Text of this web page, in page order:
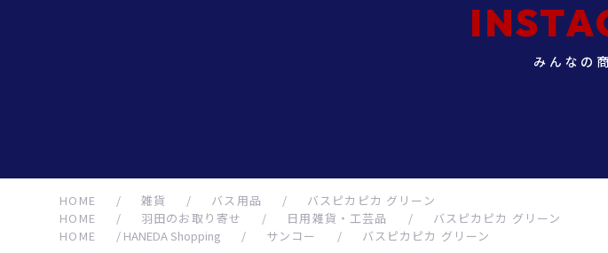
HOME / 雑貨 / バス用品 /
バスピカピカ グリーン
HOME
/ 羽田のお取り寄せ / 日用雑貨・工芸品 /
バスピカピカ グリーン
HOME
/ HANEDA Shopping / サンコー / バスピカピカ グリーン
みんなの